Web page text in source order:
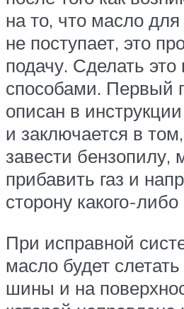
на то, что масло
не поступает, это
подачу. Сделать
способами. Первый
описан в
и заключается в
завести бензопилу,
прибавить газ и
сторону какого-
При исправной
масло будет
шины и на